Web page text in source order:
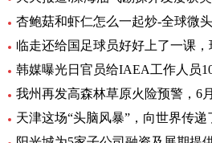
杏鲍菇和虾仁怎么一起炒-全球微
天津这场“头脑风暴”，向世界传递